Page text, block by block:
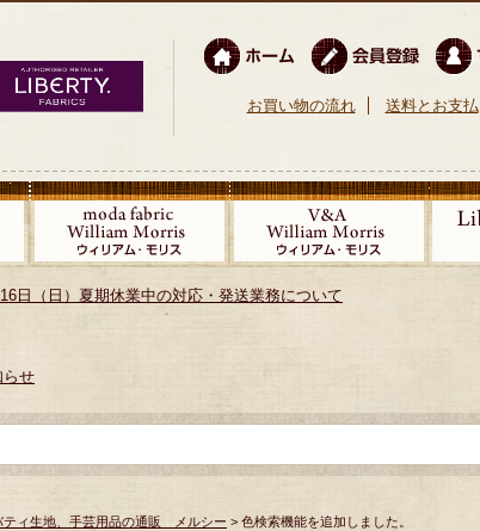
お買い物の流れ 送料とお支払
日（日）夏期休業中の対応・発送業務について
らせ
ティ生地、手芸用品の通販 メルシー > 色検索機能を追加しました。